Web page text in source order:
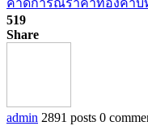
คาดการณ์ราคาทองคำบ
519
Share
admin 2891 posts 0